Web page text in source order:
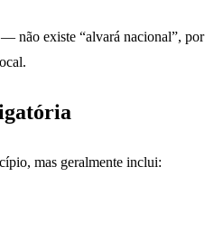
não existe “alvará nacional”, por
mas geralmente inclui: